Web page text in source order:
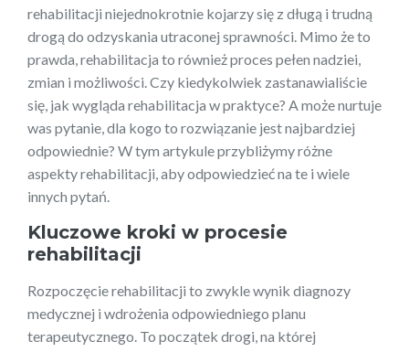
rehabilitacji niejednokrotnie kojarzy się z długą i trudną
drogą do odzyskania utraconej sprawności. Mimo że to
prawda, rehabilitacja to również proces pełen nadziei,
zmian i możliwości. Czy kiedykolwiek zastanawialiście
się, jak wygląda rehabilitacja w praktyce? A może nurtuje
was pytanie, dla kogo to rozwiązanie jest najbardziej
odpowiednie? W tym artykule przybliżymy różne
aspekty rehabilitacji, aby odpowiedzieć na te i wiele
innych pytań.
Kluczowe kroki w procesie
rehabilitacji
Rozpoczęcie rehabilitacji to zwykle wynik diagnozy
medycznej i wdrożenia odpowiedniego planu
terapeutycznego. To początek drogi, na której